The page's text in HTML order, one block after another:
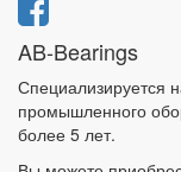
AB-Bearings
Специализируется
промышленного
более 5 лет.